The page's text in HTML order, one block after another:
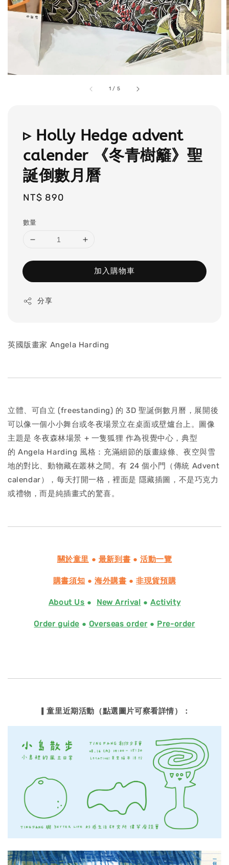
1 / 5
▹ Holly Hedge advent
calender 《冬青樹籬》聖
誕倒數月曆
Regular
NT$ 890
數量
加入購物車
分享
英國版畫家 Angela Harding
立體、可自立 (freestanding) 的 3D 聖誕倒數月曆，展開後
可以像一個小小舞台或冬夜場景立在桌面或壁爐台上。圖像
主題是 冬夜森林場景 + 一隻狐狸 作為視覺中心，典型
的 Angela Harding 風格：充滿細節的版畫線條、夜空與雪
地的對比、動物藏在叢林之間。有 24 個小門（傳統 Advent
calendar），每天打開一格，裡面是 隱藏插圖，不是巧克力
或禮物，而是純插畫式的驚喜。
關於童里 ● 最新到書 ●活動一覽
購書須知 ● 海外購書 ●非現貨預購
About Us ● New Arrival ●Activity
Order guide ● Overseas order● Pre-order
▎童里近期活動（點選圖片可察看詳情）：